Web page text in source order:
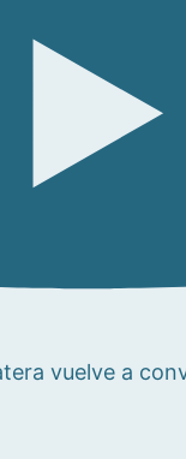
vuelve a